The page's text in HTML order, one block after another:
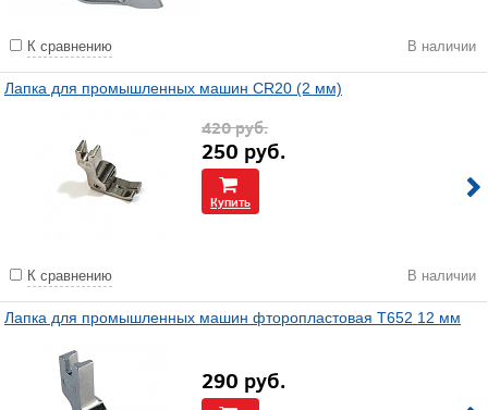
К сравнению В наличии
Лапка для промышленных машин CR20 (2 мм)
420руб.
250 руб.
Купить
К сравнению В наличии
Лапка для промышленных машин фторопластовая T652 12 мм
290 руб.